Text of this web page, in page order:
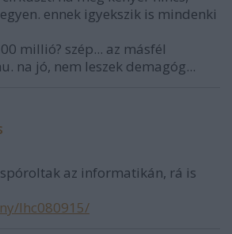
ennek igyekszik is mindenki
millió? szép... az másfél
na jó, nem leszek demagóg...
spóroltak az informatikán, rá is
lhc080915/